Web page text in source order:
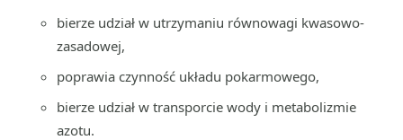
bierze udział w utrzymaniu równowagi kwasowo-
zasadowej,
poprawia czynność układu pokarmowego,
bierze udział w transporcie wody i metabolizmie
azotu.